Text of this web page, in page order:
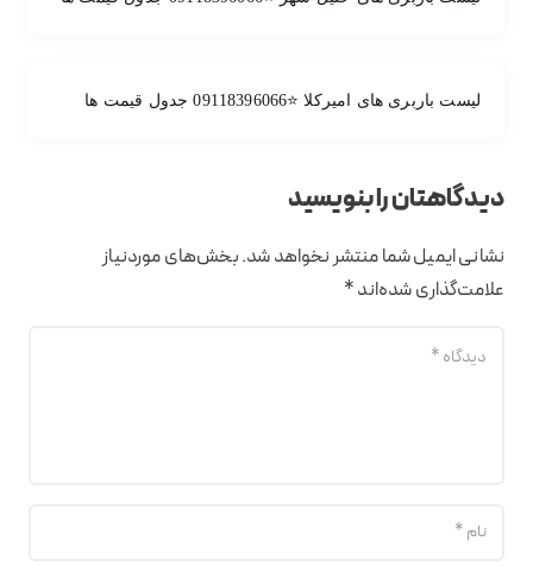
لیست باربری های امیرکلا ⭐️09118396066 جدول قیمت ها
دیدگاهتان را بنویسید
نشانی ایمیل شما منتشر نخواهد شد.بخش‌های موردنیاز
علامت‌گذاری شده‌اند*